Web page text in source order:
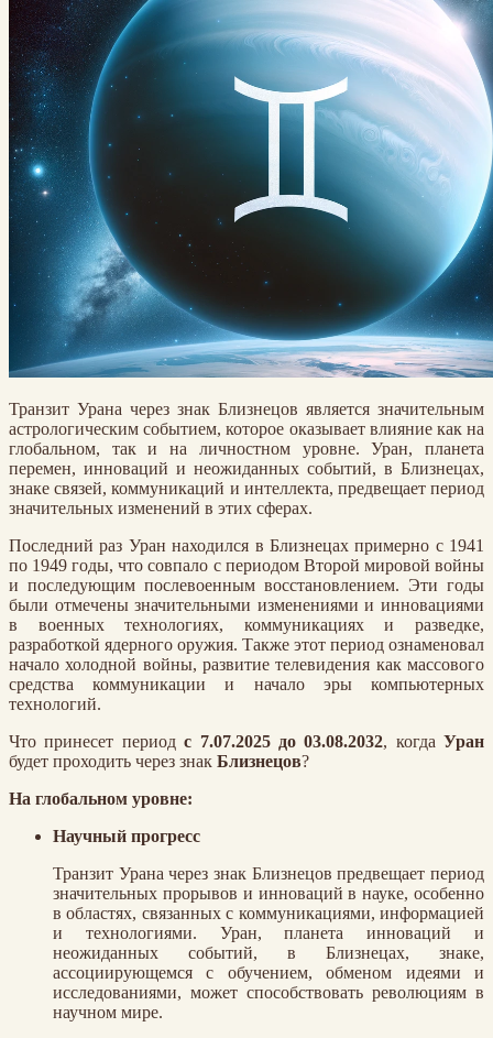
Транзит Урана через знак Близнецов является значительным
астрологическим событием, которое оказывает влияние как на
глобальном, так и на личностном уровне. Уран, планета
перемен, инноваций и неожиданных событий, в Близнецах,
знаке связей, коммуникаций и интеллекта, предвещает период
значительных изменений в этих сферах.
Последний раз Уран находился в Близнецах примерно с 1941
по 1949 годы, что совпало с периодом Второй мировой войны
и последующим послевоенным восстановлением. Эти годы
были отмечены значительными изменениями и инновациями
в военных технологиях, коммуникациях и разведке,
разработкой ядерного оружия. Также этот период ознаменовал
начало холодной войны, развитие телевидения как массового
средства коммуникации и начало эры компьютерных
технологий.
Что принесет периодс 7.07.2025 до 03.08.2032, когда Уран
будет проходить через знак Близнецов?
На глобальном уровне:
Научный прогресс
Транзит Урана через знак Близнецов предвещает период
значительных прорывов и инноваций в науке, особенно
в областях, связанных с коммуникациями, информацией
и технологиями. Уран, планета инноваций и
неожиданных событий, в Близнецах, знаке,
ассоциирующемся с обучением, обменом идеями и
исследованиями, может способствовать революциям в
научном мире.